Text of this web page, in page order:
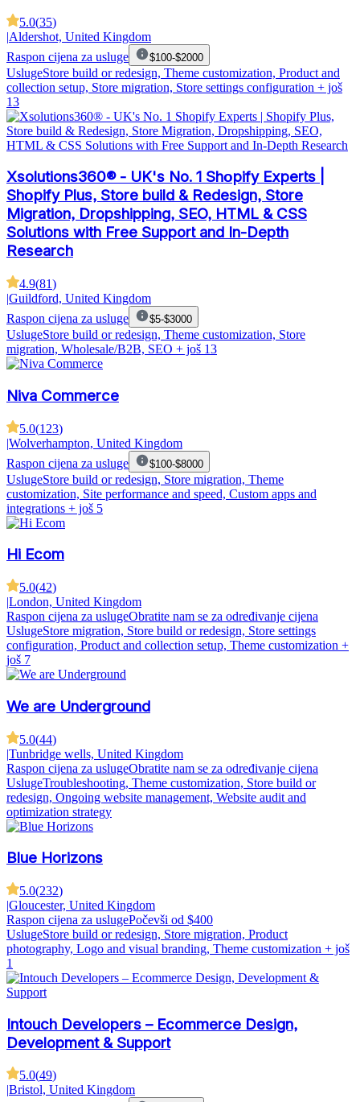
5.0(35)
|Aldershot, United Kingdom
Raspon cijena za usluge
$100-$2000
UslugeStore build or redesign, Theme customization, Product and
collection setup, Store migration, Store settings configuration + još
13
Xsolutions360® - UK's No. 1 Shοpify Experts |
Shοpify Plus, Store build & Redesign, Store
Migration, Dropshipping, SEO, HTML & CSS
Solutions with Free Support and In-Depth
Research
4.9(81)
|Guildford, United Kingdom
Raspon cijena za usluge
$5-$3000
UslugeStore build or redesign, Theme customization, Store
migration, Wholesale/B2B, SEO + još 13
Niva Commerce
5.0(123)
|Wolverhampton, United Kingdom
Raspon cijena za usluge
$100-$8000
UslugeStore build or redesign, Store migration, Theme
customization, Site performance and speed, Custom apps and
integrations + još 5
Hi Ecom
5.0(42)
|London, United Kingdom
Raspon cijena za uslugeObratite nam se za određivanje cijena
UslugeStore migration, Store build or redesign, Store settings
configuration, Product and collection setup, Theme customization +
još 7
We are Underground
5.0(44)
|Tunbridge wells, United Kingdom
Raspon cijena za uslugeObratite nam se za određivanje cijena
UslugeTroubleshooting, Theme customization, Store build or
redesign, Ongoing website management, Website audit and
optimization strategy
Blue Horizons
5.0(232)
|Gloucester, United Kingdom
Raspon cijena za uslugePočevši od $400
UslugeStore build or redesign, Store migration, Product
photography, Logo and visual branding, Theme customization + još
1
Intouch Developers – Ecommerce Design,
Development & Support
5.0(49)
|Bristol, United Kingdom